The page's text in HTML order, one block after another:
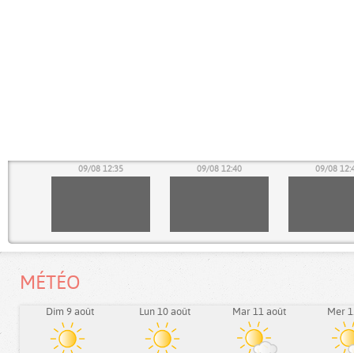
09/08 12:35 09/08 12:40 09/08
MÉTÉO
Dim 9 août Lun 10 août Mar 11 août Mer